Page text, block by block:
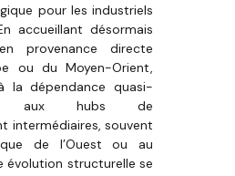
pour les industriels
accueillant désormais
provenance directe
ou du Moyen-Orient,
la dépendance quasi-
aux hubs de
intermédiaires, souvent
de l’Ouest ou au
évolution structurelle se